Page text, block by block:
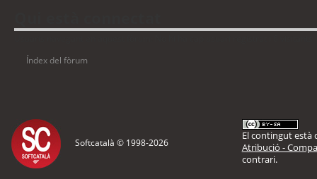
Índex del fòrum
Softcatalà © 1998-2026
El contingut està
Atribució -
contrari.